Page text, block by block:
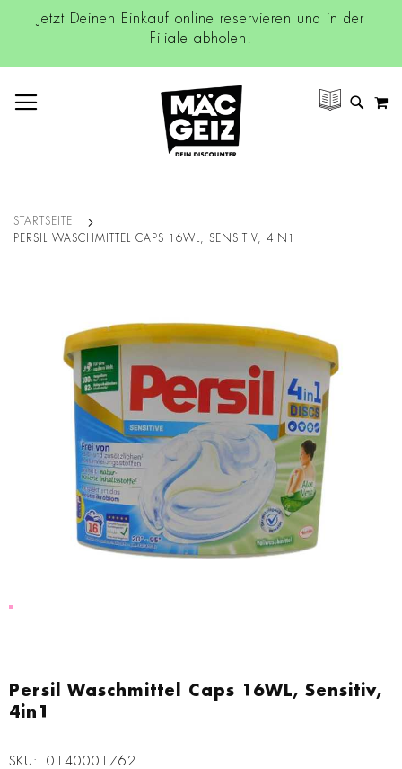
Jetzt Deinen Einkauf online reservieren und in der
Filiale abholen!
SUCHE
STARTSEITE
PERSIL WASCHMITTEL CAPS 16WL, SENSITIV, 4IN1
Persil Waschmittel Caps 16WL, Sensitiv,
4in1
SKU 0140001762
Bildgalerie
Anfang
der